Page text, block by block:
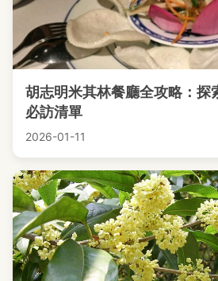
胡志明米其林餐廳全攻略：探
必訪清單
2026-01-11